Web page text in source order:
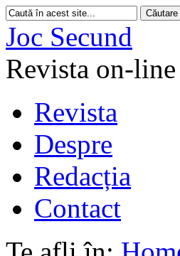
Joc Secund
Revista on-
Revista
Despre
Redacția
Contact